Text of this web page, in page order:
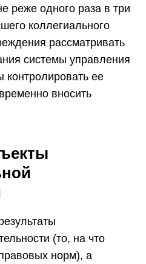
реже одного раза в три
коллегиального
рассматривать
системы управления
ее
вносить
(то, на что
норм), а